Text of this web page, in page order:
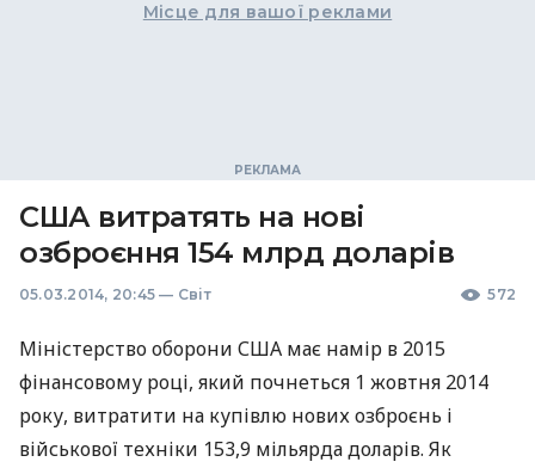
Місце для вашої реклами
США витратять на нові
озброєння 154 млрд доларів
05.03.2014, 20:45 — Світ 572
Міністерство оборони США має намір в 2015
фінансовому році, який почнеться 1 жовтня 2014
року, витратити на купівлю нових озброєнь і
військової техніки 153,9 мільярда доларів. Як